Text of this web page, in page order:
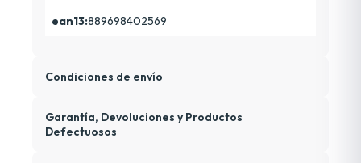
ean13:889698402569
Condiciones de envío
Garantía, Devoluciones y Productos
Defectuosos